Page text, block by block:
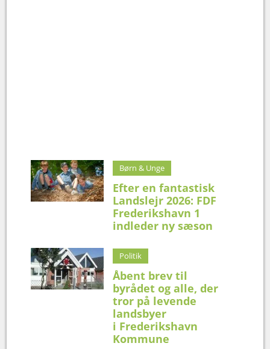
Børn & Unge
Efter en fantastisk
Landslejr 2026: FDF
Frederikshavn 1
indleder ny sæson
Politik
Åbent brev til
byrådet og alle, der
tror på levende
landsbyer
i Frederikshavn
Kommune